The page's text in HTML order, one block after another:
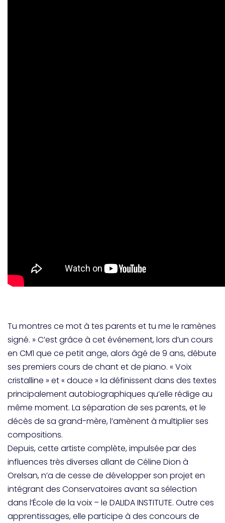
Tu montres ce mot à tes parents et tu me le ramènes
signé. » C’est grâce à cet événement, lors d’un cours
en CM1 que ce petit ange, alors âgé de 9 ans, débute
ses premiers cours de chant et de piano. « Voix
cristalline » et « douce » la définissent dans des textes
principalement autobiographiques qu’elle rédige au
même moment. La séparation de ses parents, et le
décès de sa grand-mère, l’amènent à multiplier ses
compositions.
Depuis, cette artiste complète, impulsée par des
influences très diverses allant de Céline Dion à
Orelsan, n’a de cesse de développer son projet en
intégrant des Conservatoires avant sa sélection
dans l’École de la voix – le DALIDA INSTITUTE. Outre ces
apprentissages, elle participe à des concours de